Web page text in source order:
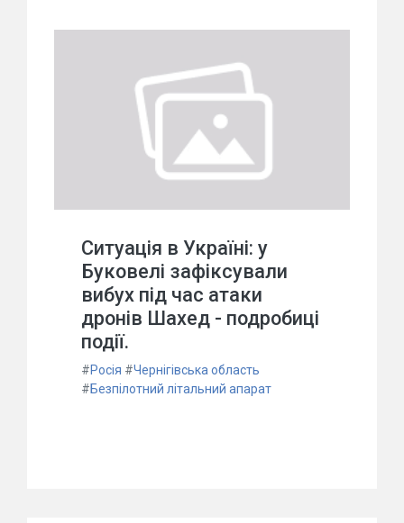
Ситуація в Україні: у
Буковелі зафіксували
вибух під час атаки
дронів Шахед - подробиці
події.
#Росія #Чернігівська область
#Безпілотний літальний апарат